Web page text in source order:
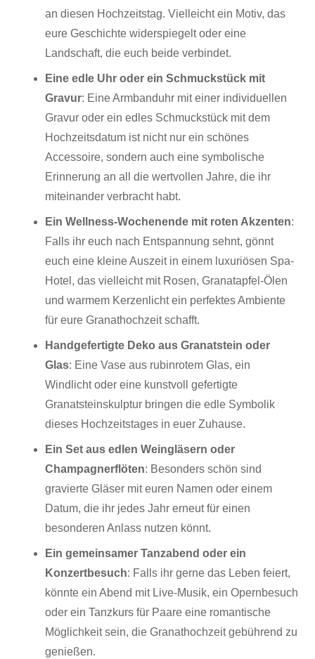
an diesen Hochzeitstag. Vielleicht ein Motiv, das
eure Geschichte widerspiegelt oder eine
Landschaft, die euch beide verbindet.
Eine edle Uhr oder ein Schmuckstück mit
Gravur: Eine Armbanduhr mit einer individuellen
Gravur oder ein edles Schmuckstück mit dem
Hochzeitsdatum ist nicht nur ein schönes
Accessoire, sondern auch eine symbolische
Erinnerung an all die wertvollen Jahre, die ihr
miteinander verbracht habt.
Ein Wellness-Wochenende mit roten Akzenten:
Falls ihr euch nach Entspannung sehnt, gönnt
euch eine kleine Auszeit in einem luxuriösen Spa-
Hotel, das vielleicht mit Rosen, Granatapfel-Ölen
und warmem Kerzenlicht ein perfektes Ambiente
für eure Granathochzeit schafft.
Handgefertigte Deko aus Granatstein oder
Glas: Eine Vase aus rubinrotem Glas, ein
Windlicht oder eine kunstvoll gefertigte
Granatsteinskulptur bringen die edle Symbolik
dieses Hochzeitstages in euer Zuhause.
Ein Set aus edlen Weingläsern oder
Champagnerflöten: Besonders schön sind
gravierte Gläser mit euren Namen oder einem
Datum, die ihr jedes Jahr erneut für einen
besonderen Anlass nutzen könnt.
Ein gemeinsamer Tanzabend oder ein
Konzertbesuch: Falls ihr gerne das Leben feiert,
könnte ein Abend mit Live-Musik, ein Opernbesuch
oder ein Tanzkurs für Paare eine romantische
Möglichkeit sein, die Granathochzeit gebührend zu
genießen.